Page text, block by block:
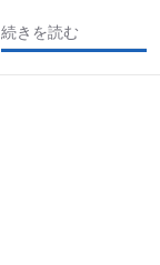
続きを読む